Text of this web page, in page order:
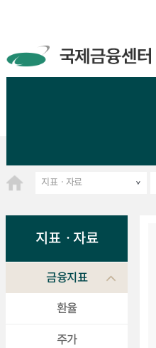
지표ㆍ자료
지표ㆍ자료
금융지표
환율
주가